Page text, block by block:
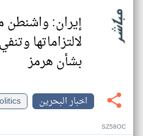
إيران: واشنطن
لالتزاماتها
بشأن هرمز
اخبار البحرين
SZ58OC